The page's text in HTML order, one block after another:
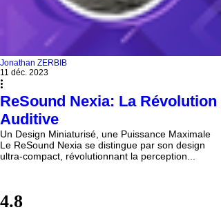
Jonathan ZERBIB
11 déc. 2023
ReSound Nexia: La Révolution
Auditive
Un Design Miniaturisé, une Puissance Maximale
Le ReSound Nexia se distingue par son design
ultra-compact, révolutionnant la perception...
4.8